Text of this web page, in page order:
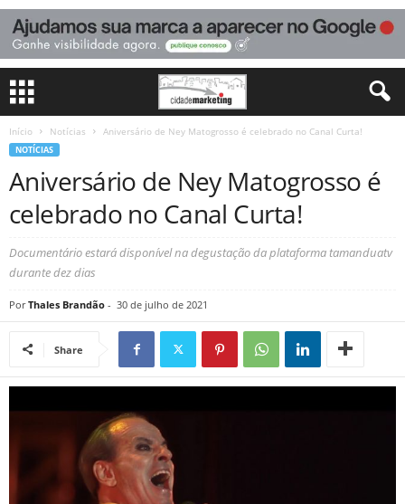
Início Notícias Aniversário de Ney Matogrosso é celebrado no Canal Curta!
NOTÍCIAS
Aniversário de Ney Matogrosso é
celebrado no Canal Curta!
Documentário estará disponível na degustação da plataforma tamanduatv
durante dez dias
Por Thales Brandão - 30 de julho de 2021
Share